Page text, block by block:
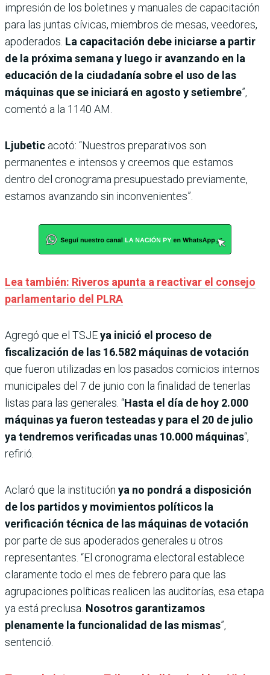
impresión de los boletines y manuales de capacitación
para las juntas cívicas, miembros de mesas, veedores,
apoderados. La capacitación debe iniciarse a partir
de la próxima semana y luego ir avanzando en la
educación de la ciudadanía sobre el uso de las
máquinas que se iniciará en agosto y setiembre”,
comentó a la 1140 AM.
Ljubetic acotó: “Nuestros preparativos son
permanentes e intensos y creemos que estamos
dentro del cronograma presupuestado previamente,
estamos avanzando sin inconvenientes”.
Lea también: Riveros apunta a reactivar el consejo
parlamentario del PLRA
Agregó que el TSJEya inició el proceso de
fiscalización de las 16.582 máquinas de votación
que fueron utilizadas en los pasados comicios internos
municipales del 7 de junio con la finalidad de tenerlas
listas para las generales. “Hasta el día de hoy 2.000
máquinas ya fueron testeadas y para el 20 de julio
ya tendremos verificadas unas 10.000 máquinas“,
refirió.
Aclaró que la institución ya no pondrá a disposición
de los partidos y movimientos políticos la
verificación técnica de las máquinas de votación
por parte de sus apoderados generales u otros
representantes. “El cronograma electoral establece
claramente todo el mes de febrero para que las
agrupaciones políticas realicen las auditorías, esa etapa
ya está preclusa. Nosotros garantizamos
plenamente la funcionalidad de las mismas”,
sentenció.